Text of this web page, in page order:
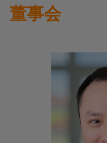
董事会